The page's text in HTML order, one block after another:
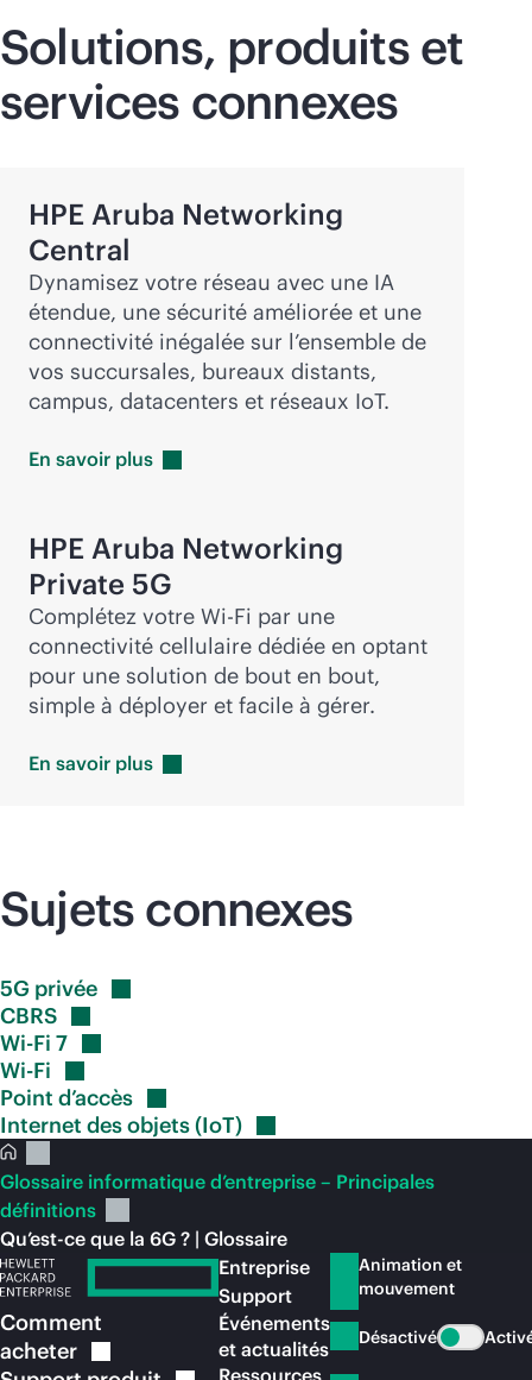
Solutions, produits et
services connexes
HPE Aruba Networking
Central
Dynamisez votre réseau avec une IA
étendue, une sécurité améliorée et une
connectivité inégalée sur l’ensemble de
vos succursales, bureaux distants,
campus, datacenters et réseaux IoT.
En savoir plus
HPE Aruba Networking
Private 5G
Complétez votre Wi-Fi par une
connectivité cellulaire dédiée en optant
pour une solution de bout en bout,
simple à déployer et facile à gérer.
En savoir plus
Sujets connexes
5G privée
CBRS
Wi-Fi 7
Wi-Fi
Point d’accès
Internet des objets(IoT)
Glossaire informatique d’entreprise – Principales
définitions
Qu’est-ce que la 6G ? | Glossaire
Comment
acheter
Entreprise
Support
Événements
et actualités
Ressources
Animation et
mouvement
Désactivé